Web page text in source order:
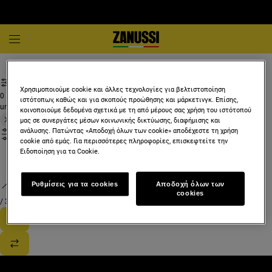
0
undefined
/ 3
Χρησιμοποιούμε cookie και άλλες τεχνολογίες για βελτιστοποίηση
ιστότοπων, καθώς και για σκοπούς προώθησης και μάρκετινγκ. Επίσης,
κοινοποιούμε δεδομένα σχετικά με τη από μέρους σας χρήση του ιστότοπού
μας σε συνεργάτες μέσων κοινωνικής δικτύωσης, διαφήμισης και
ανάλυσης. Πατώντας «Αποδοχή όλων των cookie» αποδέχεστε τη χρήση
cookie από εμάς. Για περισσότερες πληροφορίες, επισκεφτείτε την
Ειδοποίηση για τα Cookie.
Ρυθμίσεις για τα cookies
Αποδοχή όλων των
cookies